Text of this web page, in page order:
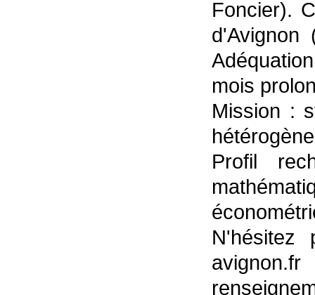
Foncier).
d'Avignon
mois
Mission :
Profil
N'hésitez